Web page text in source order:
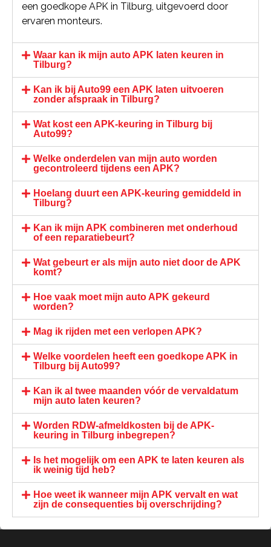
een goedkope APK in Tilburg, uitgevoerd door
ervaren monteurs.
Waar kan ik mijn auto APK laten keuren in
Tilburg?
Kan ik bij Auto99 een APK laten uitvoeren
zonder afspraak in Tilburg?
Wat kost een APK-keuring in Tilburg bij
Auto99?
Welke onderdelen van mijn auto worden
gecontroleerd tijdens een APK?
Hoelang duurt een APK-keuring gemiddeld in
Tilburg?
Kan ik mijn APK combineren met onderhoud
of een reparatiebeurt?
Wat gebeurt er als mijn auto niet door de APK
komt?
Hoe vaak moet mijn auto APK gekeurd
worden?
Mag ik rijden met een verlopen APK?
Welke voordelen heeft een goedkope APK in
Tilburg bij Auto99?
Kan ik al twee maanden vóór de vervaldatum
mijn auto laten keuren?
Worden RDW-afmeldkosten bij de APK-
keuring in Tilburg inbegrepen?
Is het mogelijk om een APK te laten keuren als
ik weinig tijd heb?
Hoe weet ik wanneer mijn APK vervalt en wat
zijn de consequenties bij overschrijding?